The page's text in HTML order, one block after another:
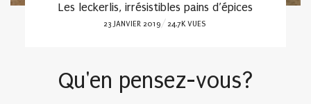
Les leckerlis, irrésistibles pains d’épices
POSTED
23 JANVIER 2019 24.7K VUES
Qu'en pensez-vous?